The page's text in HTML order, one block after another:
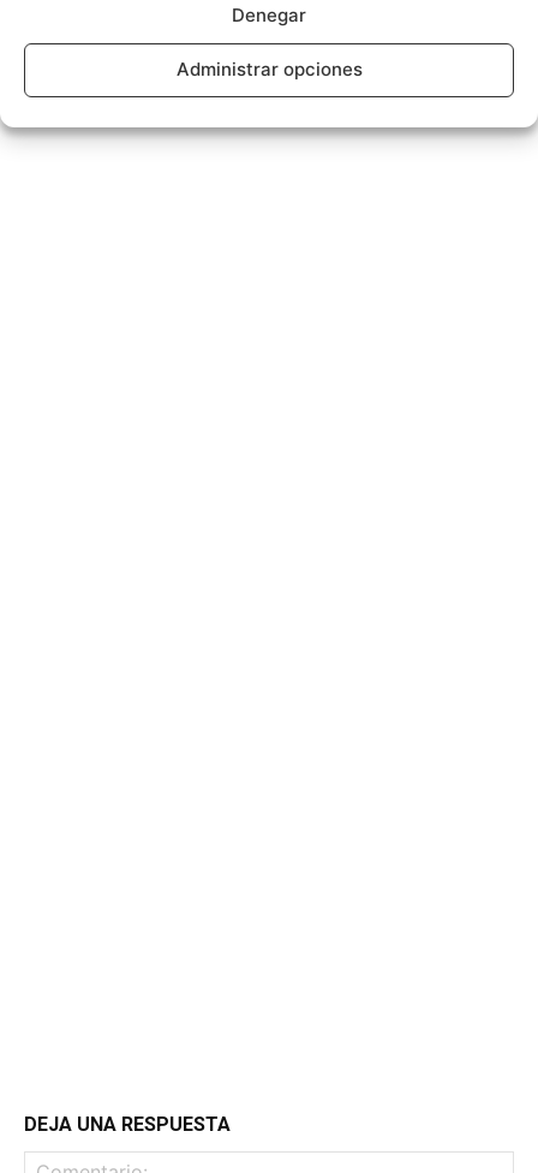
Denegar
Administrar opciones
DEJA UNA RESPUESTA